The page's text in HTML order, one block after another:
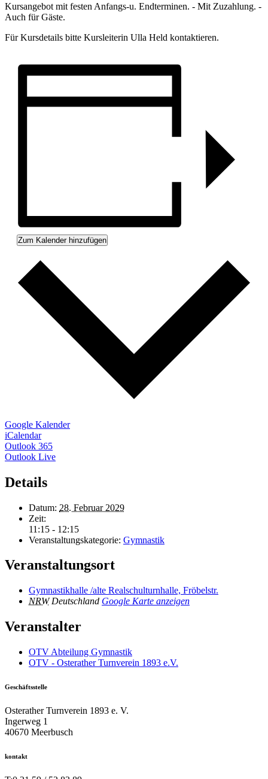
Kursangebot mit festen Anfangs-u. Endterminen. - Mit Zuzahlung. -
Auch für Gäste.
Für Kursdetails bitte Kursleiterin Ulla Held kontaktieren.
Zum Kalender hinzufügen
Google Kalender
iCalendar
Outlook 365
Outlook Live
Details
Datum: 28. Februar 2029
Zeit:
11:15 - 12:15
Veranstaltungskategorie: Gymnastik
Veranstaltungsort
Gymnastikhalle /alte Realschulturnhalle, Fröbelstr.
NRW Deutschland Google Karte anzeigen
Veranstalter
OTV Abteilung Gymnastik
OTV - Osterather Turnverein 1893 e.V.
Geschäftsstelle
Osterather Turnverein 1893 e. V.
Ingerweg 1
40670 Meerbusch
kontakt